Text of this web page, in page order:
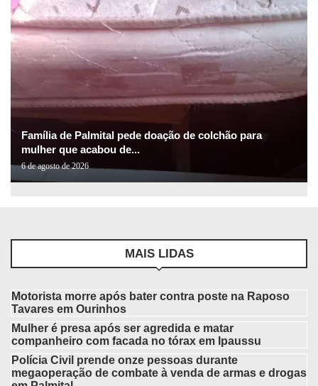
Família de Palmital pede doação de colchão para
mulher que acabou de...
6 de agosto de 2026
MAIS LIDAS
Motorista morre após bater contra poste na Raposo
Tavares em Ourinhos
Mulher é presa após ser agredida e matar
companheiro com facada no tórax em Ipaussu
Polícia Civil prende onze pessoas durante
megaoperação de combate à venda de armas e drogas